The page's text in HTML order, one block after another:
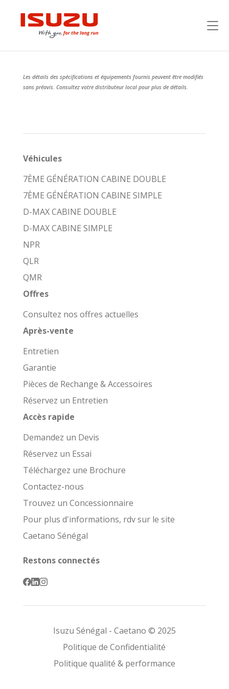
Les détails des spécifications et équipements fournis peuvent être modifiés
sans préavis. Consultez votre distributeur local pour plus de détails.
Véhicules
7ÈME GÉNÉRATION CABINE DOUBLE
7ÈME GÉNÉRATION CABINE SIMPLE
D-MAX CABINE DOUBLE
D-MAX CABINE SIMPLE
NPR
QLR
QMR
Offres
Consultez nos offres actuelles
Après-vente
Entretien
Garantie
Pièces de Rechange & Accessoires
Réservez un Entretien
Accès rapide
Demandez un Devis
Réservez un Essai
Téléchargez une Brochure
Contactez-nous
Trouvez un Concessionnaire
Pour plus d'informations, rdv sur le site
Caetano Sénégal
Restons connectés
Isuzu Sénégal - Caetano © 2025
Politique de Confidentialité
Politique qualité & performance